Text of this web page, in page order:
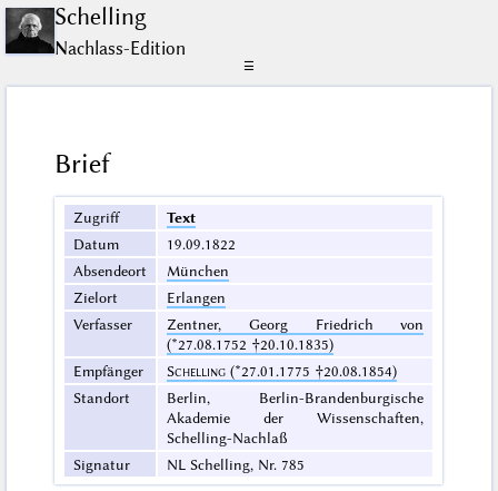
Schelling
Nachlass-Edition
☰
Brief
Zugriff
Text
Datum
19.09.1822
Absendeort
München
Zielort
Erlangen
Verfasser
Zentner, Georg Friedrich von
(*27.08.1752 †20.10.1835)
Empfänger
Schelling (*27.01.1775 †20.08.1854)
Standort
Berlin, Berlin-Brandenburgische
Akademie der Wissenschaften,
Schelling-Nachlaß
Signatur
NL Schelling, Nr. 785